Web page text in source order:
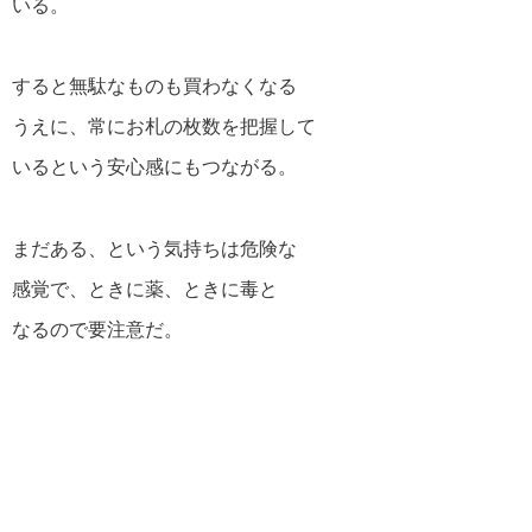
スティーブ・ジョブズの名言・格言
アインシュタインの名言・格言
いる。
すると無駄なものも買わなくなる
うえに、常にお札の枚数を把握して
いるという安心感にもつながる。
まだある、という気持ちは危険な
感覚で、ときに薬、ときに毒と
なるので要注意だ。